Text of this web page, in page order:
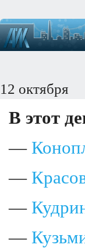
12 октября
В этот
—
—
—
—